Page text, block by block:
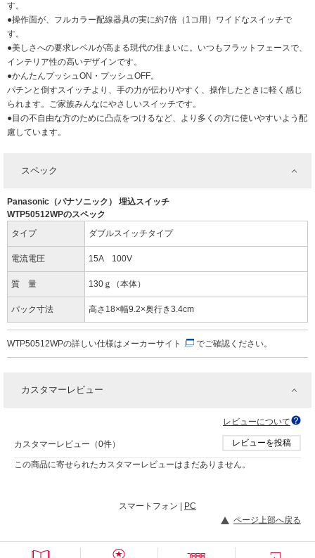
す。
●操作面が、フルカラー配線器具の実に約7倍（1コ用）ワイドなスイッチで
す。
●美しさへの要求レベルが高まる現代の住まいに。いつもフラットフェースで、
インテリア性の高いデザインです。
●かんたんプッシュON・プッシュOFF。
パチンと倒すスイッチより、手の力が伝わりやすく、操作したときに軽く感じ
られます。ご家族みんなにやさしいスイッチです。
●目の不自由な方のために凸点をつけるなど、より多くの方に使いやすいよう配
慮しています。
スペック
Panasonic（パナソニック） 埋込スイッチ
WTP50512WPのスペック
タイプ
ダブルスイッチタイプ
電流電圧 15A 100V
質 量 130ｇ（本体）
パック寸法 高さ18×幅9.2×奥行き3.4cm
WTP50512WPの詳しい仕様は メーカーサイト でご確認ください。
カスタマーレビュー
レビューについて
カスタマーレビュー（0件） レビューを投稿
この商品に寄せられたカスタマーレビューはまだありません。
スマートフォン |
PC
ページ上部へ戻る